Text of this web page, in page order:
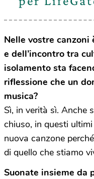
Nelle vostre
e dell’incontro tra
isolamento sta
riflessione che un
musica?
Sì, in verità sì. Anche
chiuso, in questi
nuova canzone
di quello che stiamo
Suonate insieme da